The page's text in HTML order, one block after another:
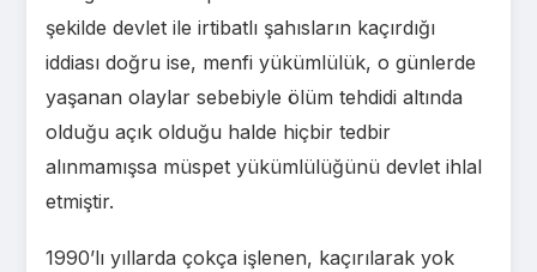
şekilde devlet ile irtibatlı şahısların kaçırdığı
iddiası doğru ise, menfi yükümlülük, o günlerde
yaşanan olaylar sebebiyle ölüm tehdidi altında
olduğu açık olduğu halde hiçbir tedbir
alınmamışsa müspet yükümlülüğünü devlet ihlal
etmiştir.
1990’lı yıllarda çokça işlenen, kaçırılarak yok